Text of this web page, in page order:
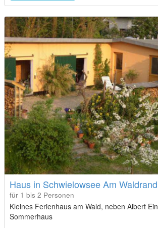
Haus in Schwielowsee Am Waldrand
für 1 bis 2 Personen
Kleines Ferienhaus am Wald, neben Albert
Sommerhaus